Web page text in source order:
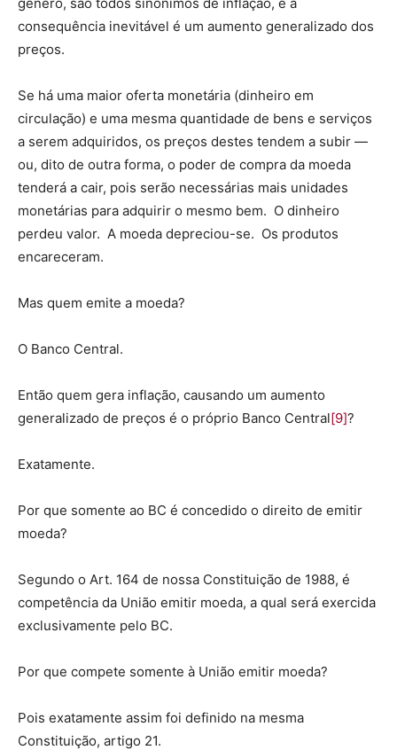
consequência inevitável é um aumento generalizado dos
preços.
Se há uma maior oferta monetária (dinheiro em
circulação) e uma mesma quantidade de bens e serviços
a serem adquiridos, os preços destes tendem a subir —
ou, dito de outra forma, o poder de compra da moeda
tenderá a cair, pois serão necessárias mais unidades
monetárias para adquirir o mesmo bem. O dinheiro
perdeu valor. A moeda depreciou-se. Os produtos
encareceram.
Mas quem emite a moeda?
O Banco Central.
Então quem gera inflação, causando um aumento
generalizado de preços é o próprio Banco Central[9]?
Exatamente.
Por que somente ao BC é concedido o direito de emitir
moeda?
Segundo o Art. 164 de nossa Constituição de 1988, é
competência da União emitir moeda, a qual será exercida
exclusivamente pelo BC.
Por que compete somente à União emitir moeda?
Pois exatamente assim foi definido na mesma
Constituição, artigo 21.